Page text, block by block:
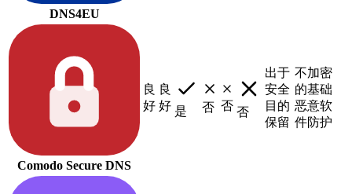
DNS4EU
Comodo Secure DNS
良
好
良
好 是 否 否 否
出于
安全
目的
保留
不加密
的基础
恶意软
件防护